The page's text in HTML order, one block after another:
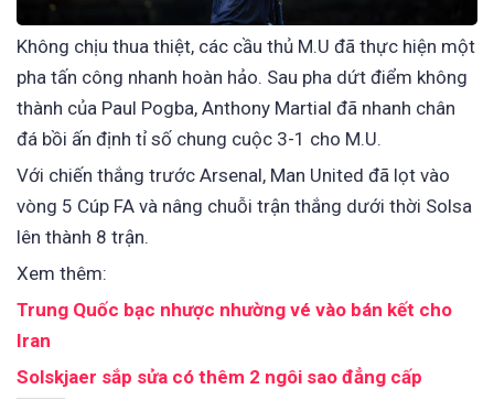
Không chịu thua thiệt, các cầu thủ M.U đã thực hiện một
pha tấn công nhanh hoàn hảo. Sau pha dứt điểm không
thành của Paul Pogba, Anthony Martial đã nhanh chân
đá bồi ấn định tỉ số chung cuộc 3-1 cho M.U.
Với chiến thắng trước Arsenal, Man United đã lọt vào
vòng 5 Cúp FA và nâng chuỗi trận thắng dưới thời Solsa
lên thành 8 trận.
Xem thêm:
Trung Quốc bạc nhược nhường vé vào bán kết cho
Iran
Solskjaer sắp sửa có thêm 2 ngôi sao đẳng cấp